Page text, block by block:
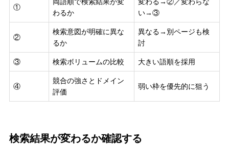
①
わるか
い→③
②
検索意図が明確に異な
るか
異なる→別ページも検
討
③ 検索ボリュームの比較 大きい語順を採用
④
競合の強さとドメイン
評価
弱い枠を優先的に狙う
検索結果が変わるか確認する